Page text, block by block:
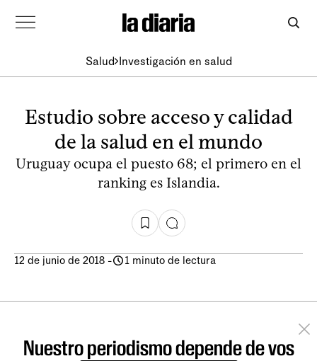
Salud Investigación en salud
Estudio sobre acceso y calidad
de la salud en el mundo
Uruguay ocupa el puesto 68; el primero en el
ranking es Islandia.
12 de junio de 2018 - 1 minuto de lectura
Nuestro periodismo depende de vos